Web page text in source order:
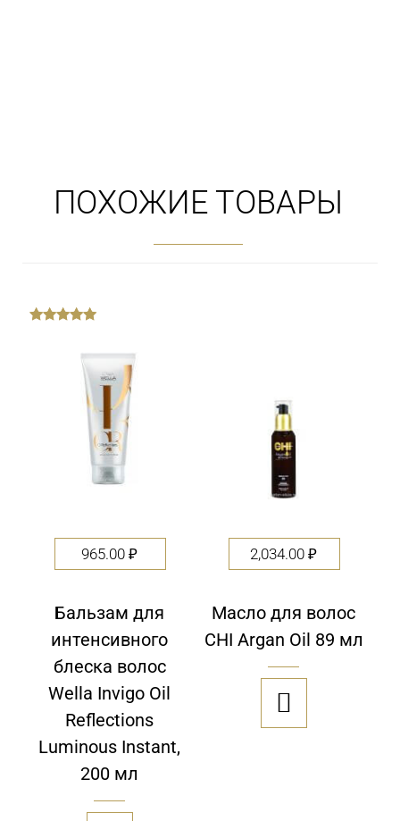
ПОХОЖИЕ ТОВАРЫ
965.00 ₽
Бальзам для
интенсивного
блеска волос
Wella Invigo Oil
Reflections
Luminous Instant,
200 мл
2,034.00 ₽
Масло для волос
CHI Argan Oil 89 мл
